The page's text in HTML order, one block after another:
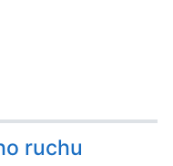
ruchu